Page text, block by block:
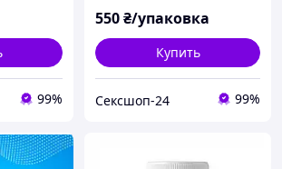
99%
550₴/упаковка
Купить
Сексшоп-24 99%